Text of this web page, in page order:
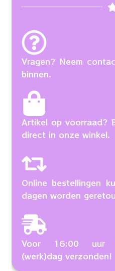
Vragen? Neem
binnen.
Artikel op voorraad?
direct in onze winkel.
Online bestellingen
dagen worden
Voor 16:00 uur
(werk)dag verzonden!